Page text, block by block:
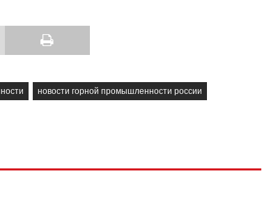
новости горной промышленности россии